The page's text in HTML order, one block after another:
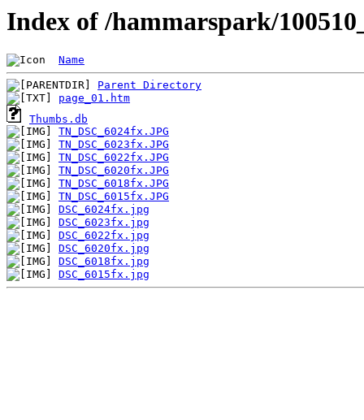
Index of /hammarspark/
Name
Parent Directory
page_01.htm
Thumbs.db
TN_DSC_6024fx.JPG
TN_DSC_6023fx.JPG
TN_DSC_6022fx.JPG
TN_DSC_6020fx.JPG
TN_DSC_6018fx.JPG
TN_DSC_6015fx.JPG
DSC_6024fx.jpg
DSC_6023fx.jpg
DSC_6022fx.jpg
DSC_6020fx.jpg
DSC_6018fx.jpg
DSC_6015fx.jpg